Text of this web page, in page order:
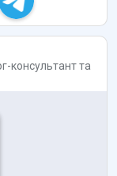
консультантта